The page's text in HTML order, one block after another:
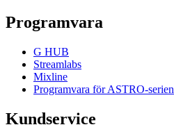
Programvara
G HUB
Streamlabs
Mixline
Programvara för ASTRO-serien
Kundservice